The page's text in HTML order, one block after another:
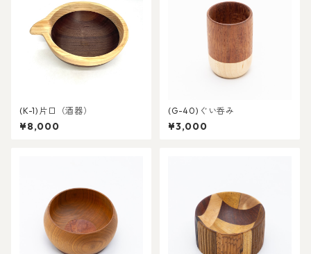
(K-1)片口（酒器）
¥8,000
(G-40)ぐい呑み
¥3,000